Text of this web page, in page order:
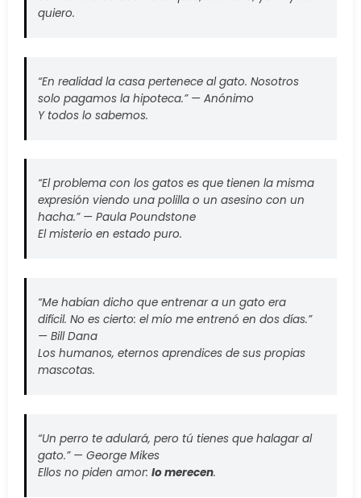
quiero.
“En realidad la casa pertenece al gato. Nosotros
solo pagamos la hipoteca.” — Anónimo
Y todos lo sabemos.
“El problema con los gatos es que tienen la misma
expresión viendo una polilla o un asesino con un
hacha.” — Paula Poundstone
El misterio en estado puro.
“Me habían dicho que entrenar a un gato era
difícil. No es cierto: el mío me entrenó en dos días.”
— Bill Dana
Los humanos, eternos aprendices de sus propias
mascotas.
“Un perro te adulará, pero tú tienes que halagar al
gato.” — George Mikes
Ellos no piden amor: lo merecen.